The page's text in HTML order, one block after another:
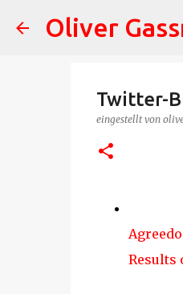
Oliver
Twitter-
eingestellt von
Results